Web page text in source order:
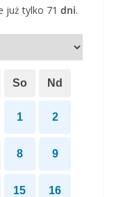
już tylko 71 dni.
So Nd
1 2
8 9
15 16